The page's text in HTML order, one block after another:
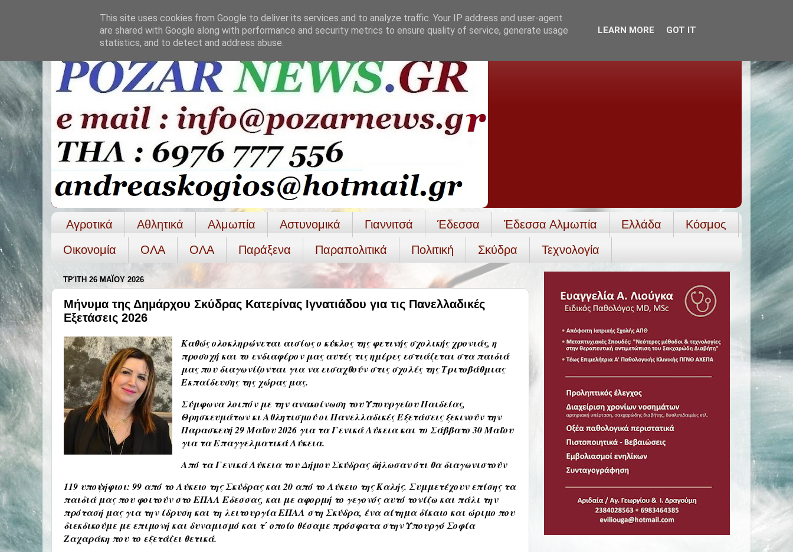
Αγροτικά Αθλητικά Αλμωπία Αστυνομικά Γιαννιτσά Έδεσσα Έδεσσα Αλμωπία Ελλάδα
Κόσμος
Οικονομία
ΟΛΑ ΟΛA Παράξενα Παραπολιτικά Πολιτική Σκύδρα Τεχνολογία
ΤΡΊΤΗ 26 ΜΑΪ́ΟΥ 2026
Μήνυμα της Δημάρχου Σκύδρας Κατερίνας Ιγνατιάδου για τις Πανελλαδικές
Εξετάσεις 2026
Καθώς ολοκληρώνεται αισίως ο κύκλος της φετινής σχολικής χρονιάς, η
προσοχή και το ενδιαφέρον μας αυτές τις ημέρες εστιάζεται στα παιδιά
μας που διαγωνίζονται για να εισαχθούν στις σχολές της Τριτοβάθμιας
Εκπαίδευσης της χώρας μας.
Σύμφωνα λοιπόν με την ανακοίνωση του Υπουργείου Παιδείας,
Θρησκευμάτων κι Αθλητισμού οι Πανελλαδικές Εξετάσεις ξεκινούν την
Παρασκευή 29 Μαΐου 2026 για τα Γενικά Λύκεια και το Σάββατο 30 Μαΐου
για τα Επαγγελματικά Λύκεια.
Από τα Γενικά Λύκεια του Δήμου Σκύδρας δήλωσαν ότι θα διαγωνιστούν
119 υποψήφιοι: 99 από το Λύκειο της Σκύδρας και 20 από το Λύκειο της Καλής. Συμμετέχουν επίσης τα
παιδιά μας που φοιτούν στο ΕΠΑΛ Έδεσσας, και με αφορμή το γεγονός αυτό τονίζω και πάλι την
πρότασή μας για την ίδρυση και τη λειτουργία ΕΠΑΛ στη Σκύδρα, ένα αίτημα δίκαιο και ώριμο που
διεκδικούμε με επιμονή και δυναμισμό και τ΄ οποίο θέσαμε πρόσφατα στην Υπουργό Σοφία
Ζαχαράκη που το εξετάζει θετικά.
This site uses cookies from Google to deliver its services and to analyze traffic. Your IP address and user-agent
are shared with Google along with performance and security metrics to ensure quality of service, generate usage
statistics, and to detect and address abuse.
LEARN MORE GOT IT